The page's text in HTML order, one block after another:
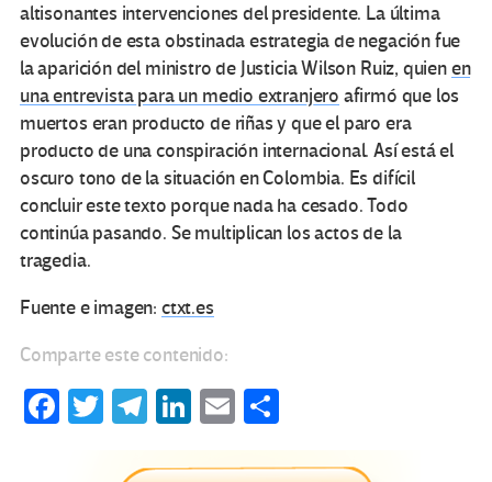
altisonantes intervenciones del presidente. La última
evolución de esta obstinada estrategia de negación fue
la aparición del ministro de Justicia Wilson Ruiz, quienen
una entrevista para un medio extranjero afirmó que los
muertos eran producto de riñas y que el paro era
producto de una conspiración internacional. Así está el
oscuro tono de la situación en Colombia. Es difícil
concluir este texto porque nada ha cesado. Todo
continúa pasando. Se multiplican los actos de la
tragedia.
Fuente e imagen: ctxt.es
Comparte este contenido:
Fa T
Te Li
E